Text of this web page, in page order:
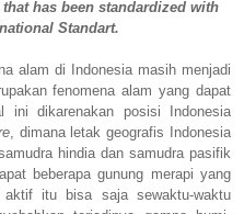
has been standardized with
Standart.
alam di Indonesia masih menjadi
fenomena alam yang dapat
ini dikarenakan posisi Indonesia
, dimana letak geografis Indonesia
hindia dan samudra pasifik
beberapa gunung merapi yang
itu bisa saja sewaktu-waktu